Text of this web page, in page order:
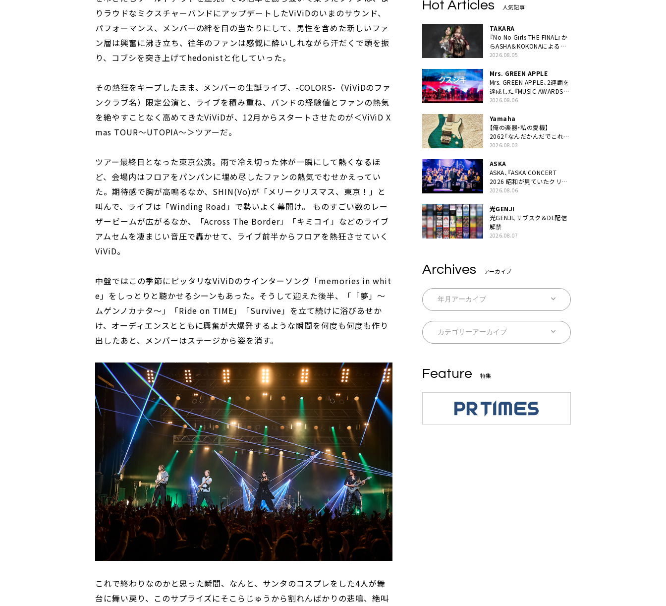
りラウドなミクスチャーバンドにアップデートしたViViDのいまのサウンド、
パフォーマンス、メンバーの絆を目の当たりにして、男性を含めた新しいファ
ン層は興奮に沸き立ち、往年のファンは感慨に酔いしれながら汗だくで頭を振
り、コブシを突き上げてhedonistと化していった。
その熱狂をキープしたまま、メンバーの生誕ライブ、-COLORS-（ViViDのファ
ンクラブ名）限定公演と、ライブを積み重ね、バンドの経験値とファンの熱気
を絶やすことなく高めてきたViViDが、12月からスタートさせたのが＜ViViD X
mas TOUR～UTOPIA～＞ツアーだ。
ツアー最終日となった東京公演。雨で冷え切った体が一瞬にして熱くなるほ
ど、会場内はフロアをパンパンに埋め尽したファンの熱気でむせかえってい
た。期待感で胸が高鳴るなか、SHIN(Vo)が「メリークリスマス、東京！」と
叫んで、ライブは「Winding Road」で勢いよく幕開け。 ものすごい数のレー
ザービームが広がるなか、「Across The Border」「キミコイ」などのライブ
アムセムを凄まじい音圧で轟かせて、ライブ前半からフロアを熱狂させていく
ViViD。
中盤ではこの季節にピッタリなViViDのウインターソング「memories in whit
e」をしっとりと聴かせるシーンもあった。そうして迎えた後半、「「夢」～
ムゲンノカナタ～」「Ride on TIME」「Survive」を立て続けに浴びあせか
け、オーディエンスとともに興奮が大爆発するような瞬間を何度も何度も作り
出したあと、メンバーはステージから姿を消す。
これで終わりなのかと思った瞬間、なんと、サンタのコスプレをした4人が舞
台に舞い戻り、このサプライズにそこらじゅうから割れんばかりの悲鳴、絶叫
Hot Articles 人気記事
TAKARA
『No No Girls THE FINAL』か
らASHA＆KOKONAによるユ
ニット・TAKARAがデビュー
2026.08.05
Mrs. GREEN APPLE
Mrs. GREEN APPLE、2連覇を
達成した『MUSIC AWARDS
JAPAN 2026』での「クスシ
YouTube公開
2026.08.06
Yamaha
【俺の楽器・私の愛機】
2062「なんだかんだでこれが
1番」
2026.08.03
ASKA
ASKA、『ASKA CONCERT
2026 昭和が見ていたクリス
マス!? 』発売＆上映決定
2026.08.06
光GENJI
光GENJI、サブスク＆DL配信
解禁
2026.08.07
Archives アーカイブ
Feature 特集